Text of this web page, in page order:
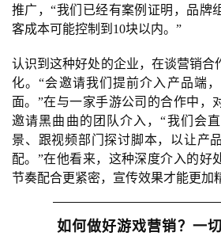
首
页
游
茶
原
创
推广，“我们已经有案例证明，品牌
客成本可能控制到10块以内。”
认识到这种好处的企业，在谈营销合
化。“会邀请我们提前介入产品端
面。”在与一家手游公司的合作中，
邀请黑曲曲的团队介入，“我们会
景、跟视频部门探讨脚本，以让产
配。”在他看来，这种深度介入的好
节奏配合更紧密，宣传效果才能更加
如何做好游戏营销？一